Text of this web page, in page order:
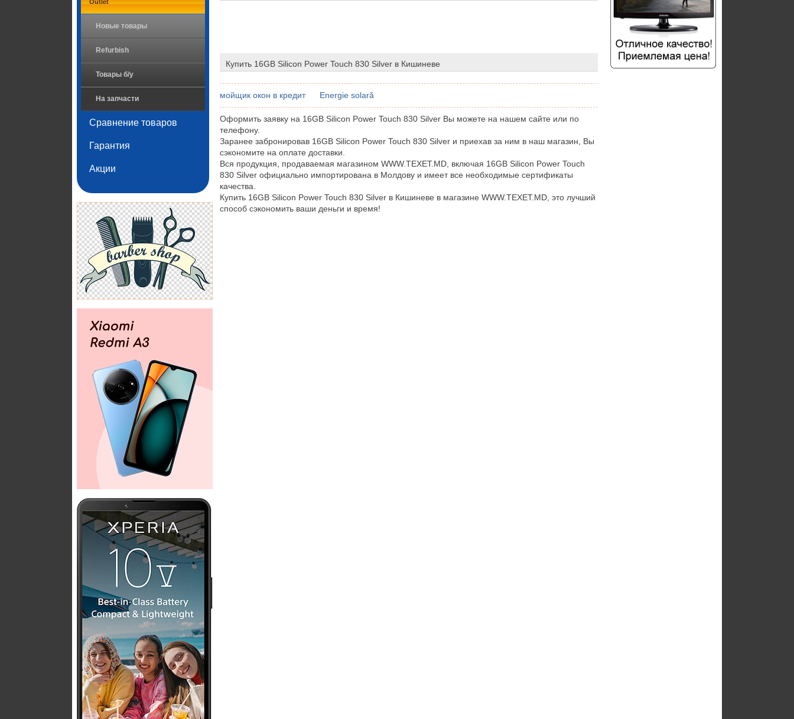
Outlet
Новые товары
Refurbish
Товары б/у
На запчасти
Сравнение товаров
Гарантия
Акции
Купить 16GB Silicon Power Touch 830 Silver в Кишиневе
мойщик окон в кредит Energie solară
Оформить заявку на 16GB Silicon Power Touch 830 Silver Вы можете на нашем сайте или по
телефону.
Заранее забронировав 16GB Silicon Power Touch 830 Silver и приехав за ним в наш магазин, Вы
сэкономите на оплате доставки.
Вся продукция, продаваемая магазином WWW.TEXET.MD, включая 16GB Silicon Power Touch
830 Silver официально импортирована в Молдову и имеет все необходимые сертификаты
качества.
Купить 16GB Silicon Power Touch 830 Silver в Кишиневе в магазине WWW.TEXET.MD, это лучший
способ сэкономить ваши деньги и время!